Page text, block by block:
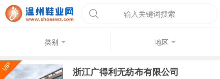
输入关键词搜索
类别 地区
浙江广得利无纺布有限公司